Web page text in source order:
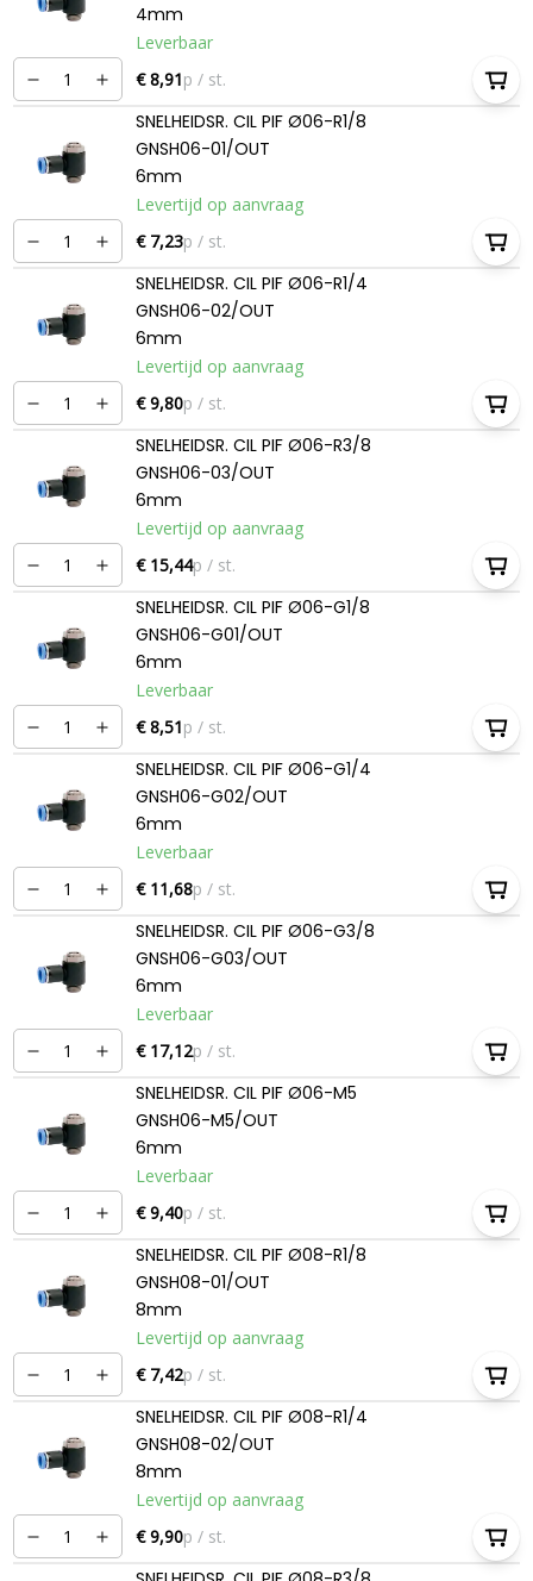
4mm
Leverbaar
€ 8,91p / st.
SNELHEIDSR. CIL PIF Ø06-R1/8
GNSH06-01/OUT
6mm
Levertijd op aanvraag
€ 7,23p / st.
SNELHEIDSR. CIL PIF Ø06-R1/4
GNSH06-02/OUT
6mm
Levertijd op aanvraag
€ 9,80p / st.
SNELHEIDSR. CIL PIF Ø06-R3/8
GNSH06-03/OUT
6mm
Levertijd op aanvraag
€ 15,44p / st.
SNELHEIDSR. CIL PIF Ø06-G1/8
GNSH06-G01/OUT
6mm
Leverbaar
€ 8,51p / st.
SNELHEIDSR. CIL PIF Ø06-G1/4
GNSH06-G02/OUT
6mm
Leverbaar
€ 11,68p / st.
SNELHEIDSR. CIL PIF Ø06-G3/8
GNSH06-G03/OUT
6mm
Leverbaar
€ 17,12p / st.
SNELHEIDSR. CIL PIF Ø06-M5
GNSH06-M5/OUT
6mm
Leverbaar
€ 9,40p / st.
SNELHEIDSR. CIL PIF Ø08-R1/8
GNSH08-01/OUT
8mm
Levertijd op aanvraag
€ 7,42p / st.
SNELHEIDSR. CIL PIF Ø08-R1/4
GNSH08-02/OUT
8mm
Levertijd op aanvraag
€ 9,90p / st.